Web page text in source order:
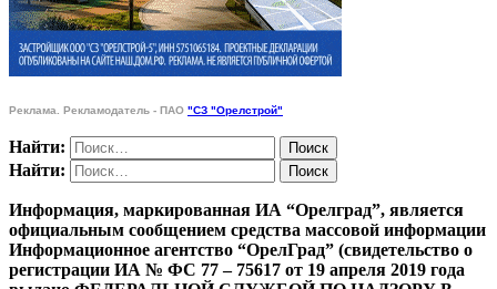
Реклама. Рекламодатель - ПАО "СЗ "Орелстрой"
Найти:
Найти:
Информация, маркированная ИА “Орелград”, является
официальным сообщением средства массовой информации
Информационное агентство “ОрелГрад” (свидетельство о
регистрации ИА № ФС 77 – 75617 от 19 апреля 2019 года